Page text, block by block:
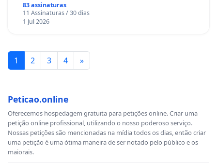
83 assinaturas
11 Assinaturas / 30 dias
1 Jul 2026
1 2 3 4 »
Peticao.online
Oferecemos hospedagem gratuita para petições online. Criar uma
petição online profissional, utilizando o nosso poderoso serviço.
Nossas petições são mencionadas na mídia todos os dias, então criar
uma petição é uma ótima maneira de ser notado pelo público e os
maiorais.